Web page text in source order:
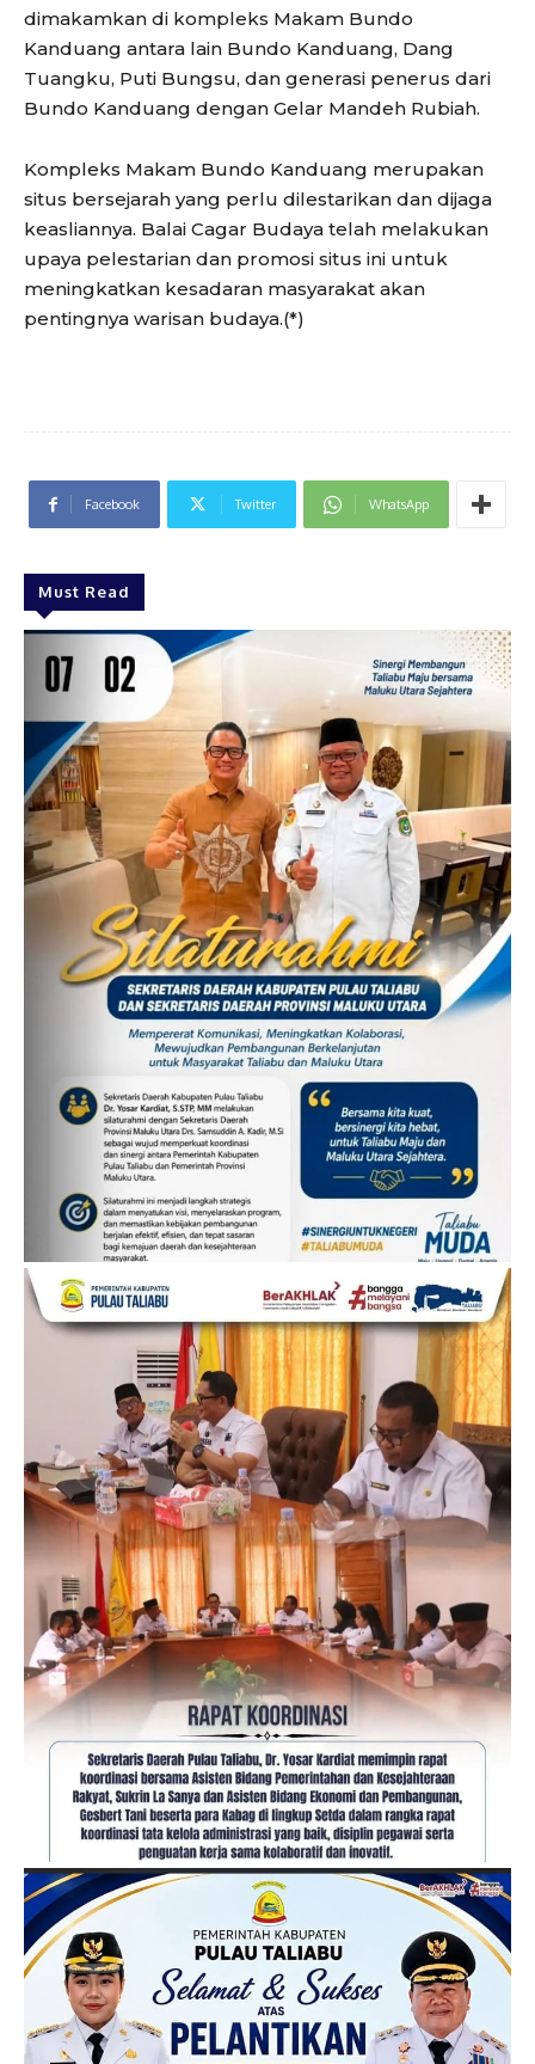
dimakamkan di kompleks Makam Bundo
Kanduang antara lain Bundo Kanduang, Dang
Tuangku, Puti Bungsu, dan generasi penerus dari
Bundo Kanduang dengan Gelar Mandeh Rubiah.
Kompleks Makam Bundo Kanduang merupakan
situs bersejarah yang perlu dilestarikan dan dijaga
keasliannya. Balai Cagar Budaya telah melakukan
upaya pelestarian dan promosi situs ini untuk
meningkatkan kesadaran masyarakat akan
pentingnya warisan budaya.(*)
Facebook Twitter WhatsApp
Must Read